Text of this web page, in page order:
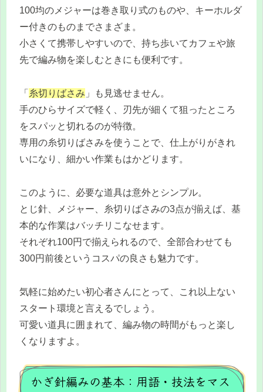
100均のメジャーは巻き取り式のものや、キーホルダ
ー付きのものまでさまざま。
小さくて携帯しやすいので、持ち歩いてカフェや旅
先で編み物を楽しむときにも便利です。
「 糸切りばさみ 」も見逃せません。
手のひらサイズで軽く、刃先が細くて狙ったところ
をスパッと切れるのが特徴。
専用の糸切りばさみを使うことで、仕上がりがきれ
いになり、細かい作業もはかどります。
このように、必要な道具は意外とシンプル。
とじ針、メジャー、糸切りばさみの3点が揃えば、基
本的な作業はバッチリこなせます。
それぞれ100円で揃えられるので、全部合わせても
300円前後というコスパの良さも魅力です。
気軽に始めたい初心者さんにとって、これ以上ない
スタート環境と言えるでしょう。
可愛い道具に囲まれて、編み物の時間がもっと楽し
くなりますよ。
かぎ針編みの基本：用語・技法をマス